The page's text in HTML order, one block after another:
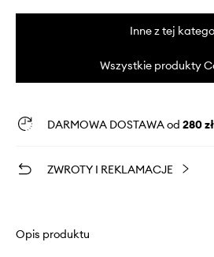
Inne z tej
Wszystkie produkty
DARMOWA DOSTAWA od 280 zł
ZWROTY I REKLAMACJE
Opis produktu